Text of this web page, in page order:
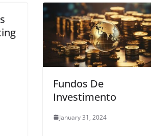
Fundos De
Investimento
January 31, 2024